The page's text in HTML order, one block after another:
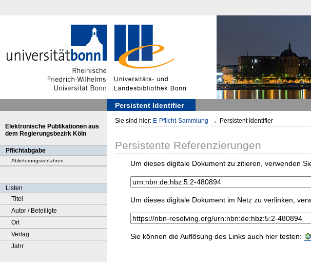
Persistent Identifier
Elektronische Publikationen aus
dem Regierungsbezirk Köln
Pflichtabgabe
Ablieferungsverfahren
Listen
Titel
Autor / Beteiligte
Ort
Verlag
Jahr
Sie sind hier: E-Pflicht-Sammlung → Persistent Identifier
Persistente Referenzierungen
Um dieses digitale Dokument zu zitieren, verwenden
Um dieses digitale Dokument im Netz zu verlinken,
Sie können die Auflösung des Links auch hier testen: